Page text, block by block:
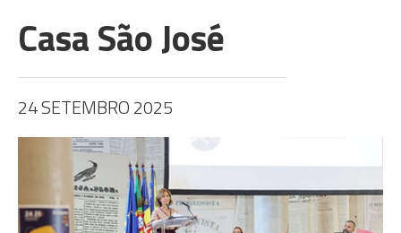
Casa São José
24 SETEMBRO 2025